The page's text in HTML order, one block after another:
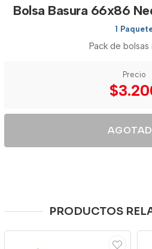
Bolsa Basura 66x86
1
Pack de bolsas
Precio
PRODUCTOS